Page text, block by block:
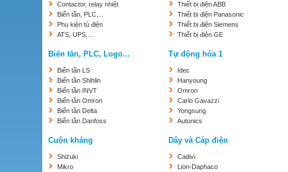
Contactor, relay nhiệt
Biến tần, PLC,...
Phụ kiện tủ điện
ATS, UPS,…
Thiết bị điện ABB
Thiết bị điện Panasonic
Thiết bị điện Siemens
Thiết bị điện GE
Biến tần, PLC, Logo...
Biến tần LS
Biến tần Shihlin
Biến tần INVT
Biến tần Omron
Biến tần Delta
Biến tần Danfoss
Tự động hóa 1
Idec
Hanyoung
Omron
Carlo Gavazzi
Yongsung
Autonics
Cuộn kháng
Shizuki
Mikro
Dây và Cáp điện
Cadivi
Lion-Daphaco